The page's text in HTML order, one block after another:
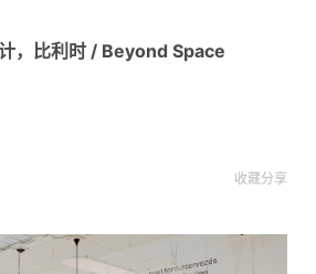
，比利时 / Beyond Space
收藏分享